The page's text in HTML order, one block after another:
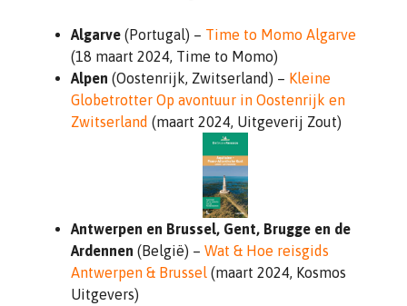
Algarve (Portugal) – Time to Momo Algarve
(18 maart 2024, Time to Momo)
Alpen (Oostenrijk, Zwitserland) – Kleine
Globetrotter Op avontuur in Oostenrijk en
Zwitserland (maart 2024, Uitgeverij Zout)
Antwerpen en Brussel, Gent, Brugge en de
Ardennen (België) – Wat & Hoe reisgids
Antwerpen & Brussel (maart 2024, Kosmos
Uitgevers)